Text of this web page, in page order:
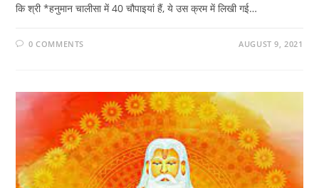
कि श्री *हनुमान चालीसा में 40 चौपाइयां हैं, ये उस क्रम में लिखी गई…
0 COMMENTS AUGUST 9, 2021